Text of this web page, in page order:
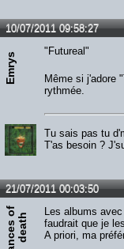
10/07/2011 09:58:27
Emrys
"Futureal"
Même si j'adore
rythmée.
Tu sais pas tu
T'as besoin ?
21/07/2011 00:03:50
D
a
n
c
e
s
o
f
d
e
a
th
Les albums
faudrait que je
A priori, ma